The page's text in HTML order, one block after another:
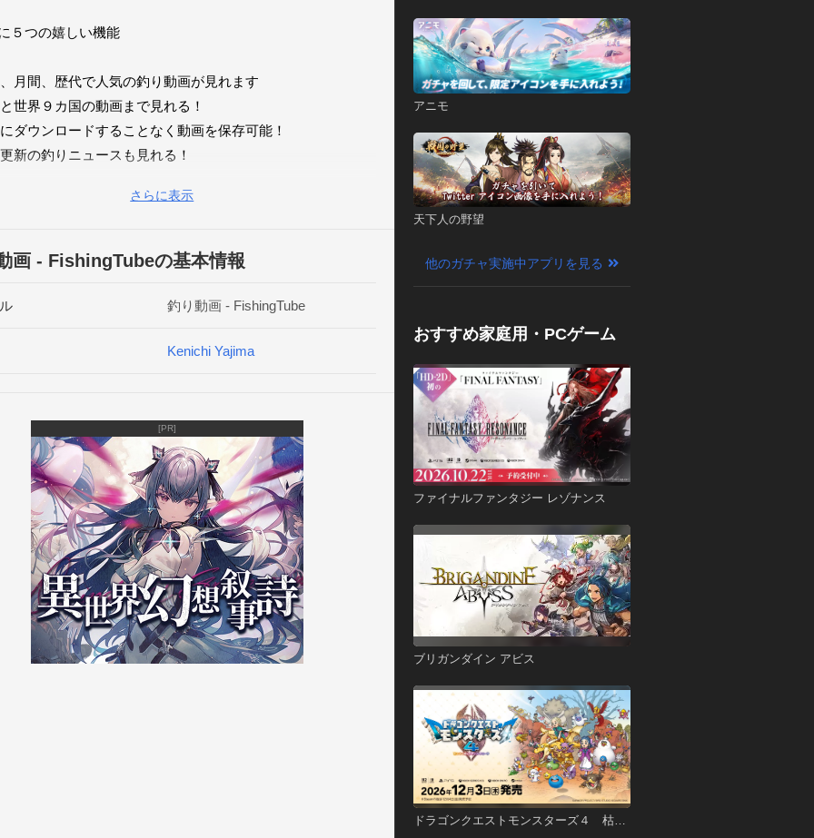
５つの嬉しい機能
月間、歴代で人気の釣り動画が見れます
世界９カ国の動画まで見れる！
ダウンロードすることなく動画を保存可能！
新の釣りニュースも見れる！
お気に入り保存して自分の好きな動画を集めるも良し。
さらに表示
画 - FishingTubeの基本情報
釣り動画 - FishingTube
Kenichi Yajima
[PR]
アニモ
天下人の野望
他のガチャ実施中アプリを見る
おすすめ家庭用・PCゲーム
ファイナルファンタジー レゾナンス
ブリガンダイン アビス
ドラゴンクエストモンスターズ４ 枯れ